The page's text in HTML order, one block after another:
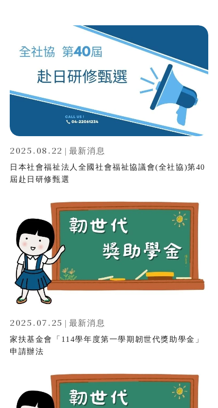
2025.08.22 最新消息
日本社會福祉法人全國社會福祉協議會(全社協)第40
屆赴日研修甄選
2025.07.25 | 最新消息
家扶基金會「114學年度第一學期韌世代獎助學金」
申請辦法